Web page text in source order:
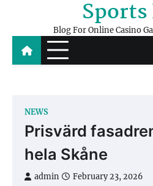
content
Blog For Online Casino
NEWS
Prisvärd
hela Skåne
admin February 23, 2026